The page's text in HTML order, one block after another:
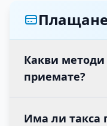
Какви
приемате?
Има ли такса